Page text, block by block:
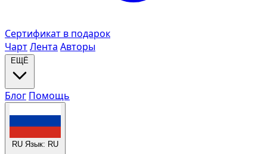
Сертификат в подарок
ЧартЛента Авторы
ЕЩЁ
Блог Помощь
RU Язык: RU